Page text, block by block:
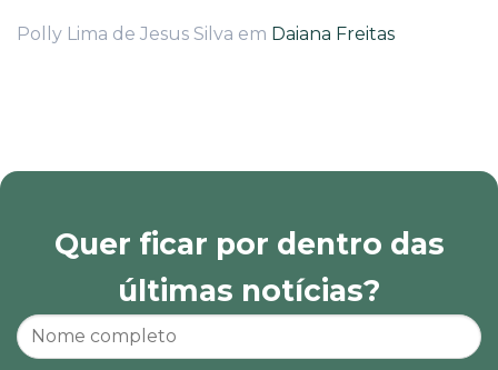
Polly Lima de Jesus Silva em Daiana Freitas
Quer ficar por dentro das
últimas notícias?